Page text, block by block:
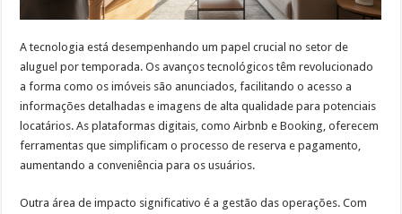
A tecnologia está desempenhando um papel crucial no setor de
aluguel por temporada. Os avanços tecnológicos têm revolucionado
a forma como os imóveis são anunciados, facilitando o acesso a
informações detalhadas e imagens de alta qualidade para potenciais
locatários. As plataformas digitais, como Airbnb e Booking, oferecem
ferramentas que simplificam o processo de reserva e pagamento,
aumentando a conveniência para os usuários.
Outra área de impacto significativo é a gestão das operações. Com